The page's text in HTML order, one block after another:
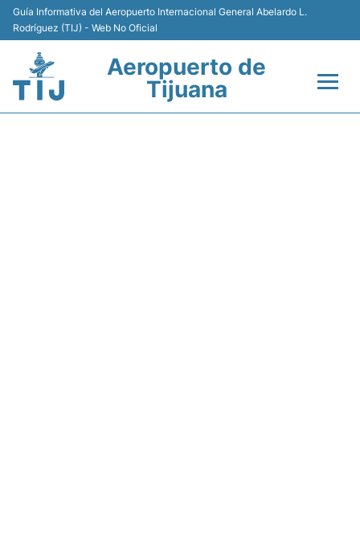
Guía Informativa del Aeropuerto Internacional General Abelardo L.
Rodríguez (TIJ) - Web No Oficial
Aeropuerto de
Tijuana